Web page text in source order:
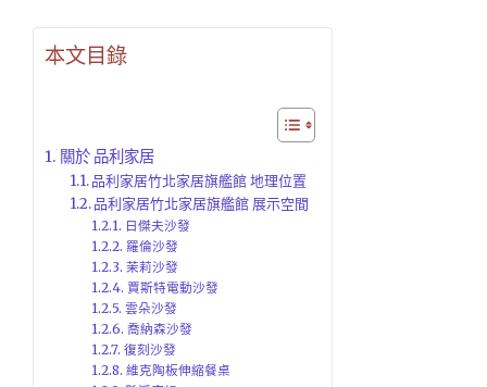
本文目錄
關於 品利家居
品利家居竹北家居旗艦館 地理位置
品利家居竹北家居旗艦館 展示空間
日傑夫沙發
羅倫沙發
茉莉沙發
賈斯特電動沙發
雲朵沙發
喬納森沙發
復刻沙發
維克陶板伸縮餐桌